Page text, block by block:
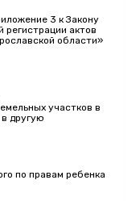
3 к Закону
регистрации актов
области»
участков в
другую
по правам ребенка